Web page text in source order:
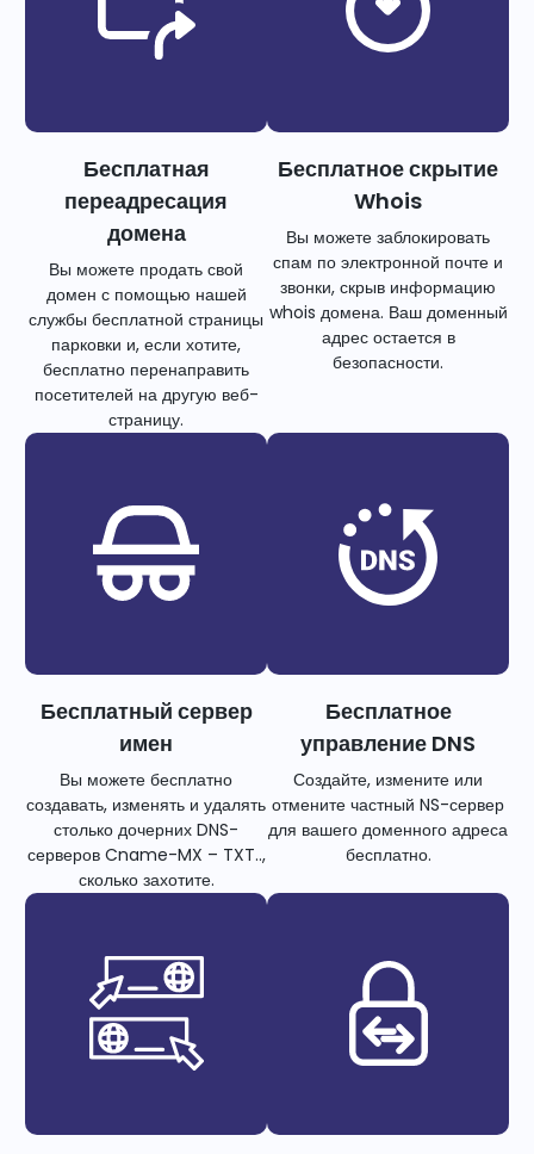
Бесплатная
переадресация
домена
Вы можете продать свой
домен с помощью нашей
службы бесплатной страницы
парковки и, если хотите,
бесплатно перенаправить
посетителей на другую веб-
страницу.
Бесплатное скрытие
Whois
Вы можете заблокировать
спам по электронной почте и
звонки, скрыв информацию
whois домена. Ваш доменный
адрес остается в
безопасности.
Бесплатный сервер
имен
Вы можете бесплатно
создавать, изменять и удалять
столько дочерних DNS-
серверов Cname-MX – TXT..,
сколько захотите.
Бесплатное
управление DNS
Создайте, измените или
отмените частный NS-сервер
для вашего доменного адреса
бесплатно.